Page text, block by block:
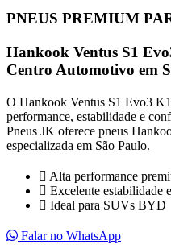
PNEUS PREMIUM
Hankook Ventus S1
Centro Automotivo em
O Hankook Ventus S1 Evo3
performance, estabilidade e
Pneus JK oferece pneus
especializada em São Paulo.
Alta performance
Excelente estabilidade
Ideal para SUVs BYD
Falar no WhatsApp